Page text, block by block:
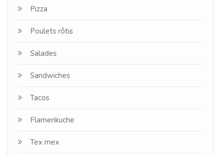
Pizza
Poulets rôtis
Salades
Sandwiches
Tacos
Flamenkuche
Tex mex